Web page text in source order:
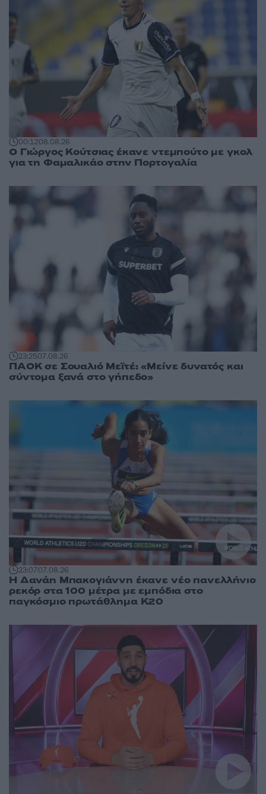
00:1208.08.26
Ο Γιώργος Κούτσιας έκανε ντεμπούτο με γκολ
για τη Φαμαλικάο στην Πορτογαλία
23:2507.08.26
ΠΑΟΚ σε Σουαλιό Μεϊτέ: «Μείνε δυνατός και
σύντομα ξανά στο γήπεδο»
23:0707.08.26
Η Δανάη Μπακογιάννη έκανε νέο πανελλήνιο
ρεκόρ στα 100 μέτρα με εμπόδια στο
παγκόσμιο πρωτάθλημα Κ20